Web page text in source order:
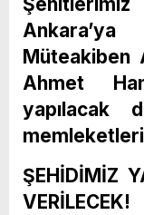
Müteakiben
Ahmet
yapılacak
ŞEHİDİMİZ
VERİLECEK!